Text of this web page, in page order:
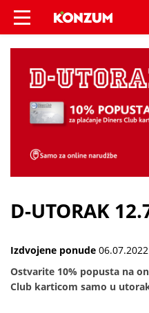
D-UTORAK
D-UTORAK
Izdvojene ponude 06.07.2022
Ostvarite 10% popusta na
Club karticom samo u